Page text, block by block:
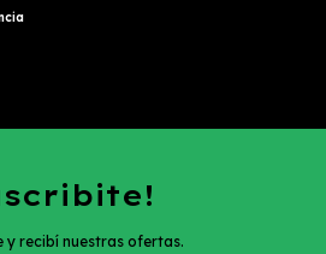
y recibí nuestras ofertas.